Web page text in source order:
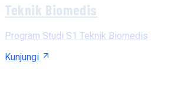
Teknik Biomedis
Program Studi S1 Teknik Biomedis
Kunjungi